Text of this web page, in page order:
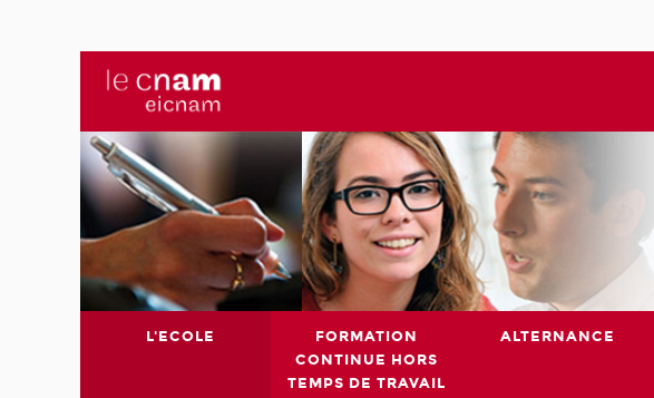
L'ECOLE
FORMATION
CONTINUE HORS
TEMPS DE TRAVAIL
ALTERNANCE